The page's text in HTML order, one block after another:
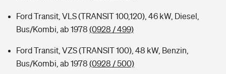
Ford Transit, VLS (TRANSIT 100,120), 46 kW, Diesel,
Bus/Kombi, ab 1978 (0928 / 499)
Ford Transit, VZS (TRANSIT 100), 48 kW, Benzin,
Bus/Kombi, ab 1978 (0928 / 500)